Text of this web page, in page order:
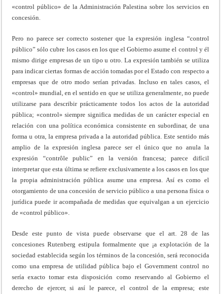
«control público» de la Administración Palestina sobre los servicios en
concesión.
Pero no parece ser correcto sostener que la expresión inglesa “control
público” sólo cubre los casos en los que el Gobierno asume el control y él
mismo dirige empresas de un tipo u otro. La expresión también se utiliza
para indicar ciertas formas de acción tomadas por el Estado con respecto a
empresas que de otro modo serían privadas. Incluso en tales casos, el
«control» mundial, en el sentido en que se utiliza generalmente, no puede
utilizarse para describir prácticamente todos los actos de la autoridad
pública; «control» siempre significa medidas de un carácter especial en
relación con una política económica consistente en subordinar, de una
forma u otra, la empresa privada a la autoridad pública. Este sentido más
amplio de la expresión inglesa parece ser el único que no anula la
expresión “contrôle public” en la versión francesa; parece difícil
interpretar que esta última se refiere exclusivamente a los casos en los que
la propia administración pública asume una empresa. Así es como el
otorgamiento de una concesión de servicio público a una persona física o
jurídica puede ir acompañada de medidas que equivalgan a un ejercicio
de «control público».
Desde este punto de vista puede observarse que el art. 28 de las
concesiones Rutenberg estipula formalmente que ¡a explotación de la
sociedad establecida según los términos de la concesión, será reconocida
como una empresa de utilidad pública bajo el Government control no
sería exacto tomar esta disposición como reservando al Gobierno el
derecho de ejercer, si así le parece, el control de la empresa; este